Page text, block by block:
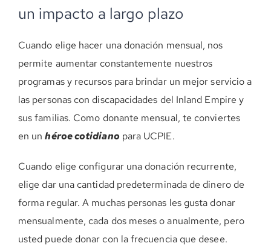
un impacto a largo plazo
Cuando elige hacer una donación mensual, nos
permite aumentar constantemente nuestros
programas y recursos para brindar un mejor servicio a
las personas con discapacidades del Inland Empire y
sus familias. Como donante mensual, te conviertes
en unhéroe cotidiano para UCPIE.
Cuando elige configurar una donación recurrente,
elige dar una cantidad predeterminada de dinero de
forma regular. A muchas personas les gusta donar
mensualmente, cada dos meses o anualmente, pero
usted puede donar con la frecuencia que desee.